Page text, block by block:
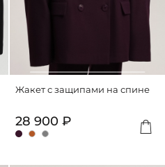
Жакет с защипами на спине
28 900 ₽